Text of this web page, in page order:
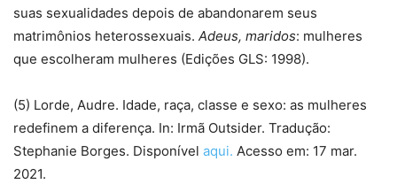
suas sexualidades depois de abandonarem seus
matrimônios heterossexuais. Adeus, maridos: mulheres
que escolheram mulheres (Edições GLS: 1998).
(5) Lorde, Audre. Idade, raça, classe e sexo: as mulheres
redefinem a diferença. In: Irmã Outsider. Tradução:
Stephanie Borges. Disponível aqui. Acesso em: 17 mar.
2021.